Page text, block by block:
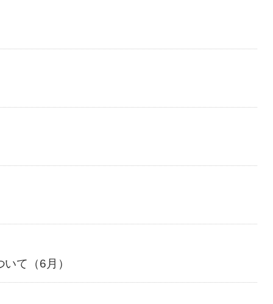
て（6月）